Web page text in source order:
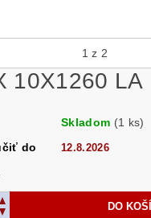
1 z 2
10X1260 LA
Skladom (1 ks)
do
12.8.2026